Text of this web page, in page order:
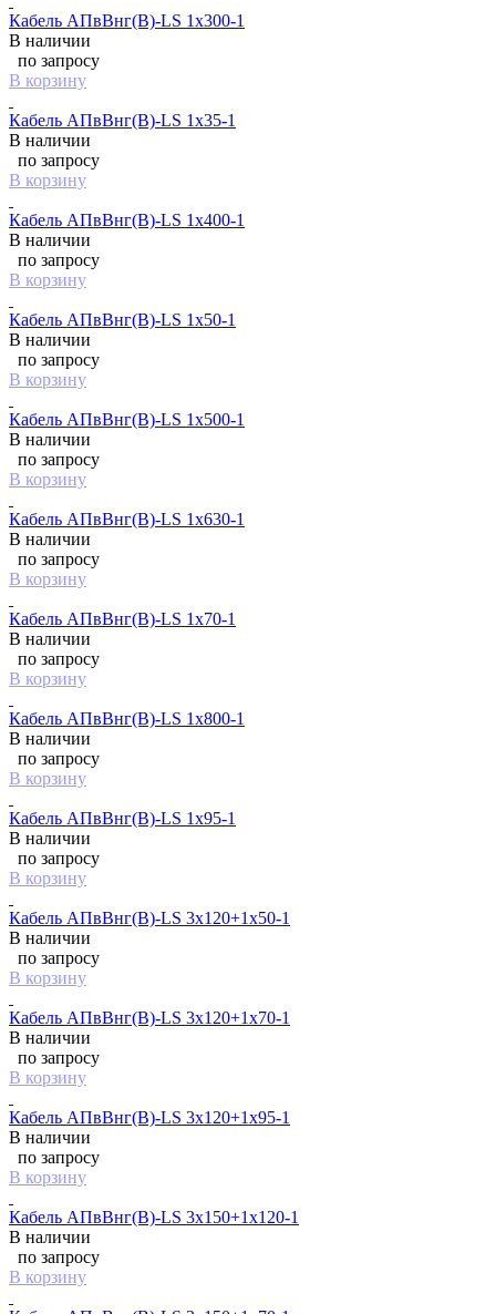
Кабель АПвВнг(B)-LS 1х300-1
В наличии
по запросу
В корзину
Кабель АПвВнг(B)-LS 1х35-1
В наличии
по запросу
В корзину
Кабель АПвВнг(B)-LS 1х400-1
В наличии
по запросу
В корзину
Кабель АПвВнг(B)-LS 1х50-1
В наличии
по запросу
В корзину
Кабель АПвВнг(B)-LS 1х500-1
В наличии
по запросу
В корзину
Кабель АПвВнг(B)-LS 1х630-1
В наличии
по запросу
В корзину
Кабель АПвВнг(B)-LS 1х70-1
В наличии
по запросу
В корзину
Кабель АПвВнг(B)-LS 1х800-1
В наличии
по запросу
В корзину
Кабель АПвВнг(B)-LS 1х95-1
В наличии
по запросу
В корзину
Кабель АПвВнг(B)-LS 3х120+1х50-1
В наличии
по запросу
В корзину
Кабель АПвВнг(B)-LS 3х120+1х70-1
В наличии
по запросу
В корзину
Кабель АПвВнг(B)-LS 3х120+1х95-1
В наличии
по запросу
В корзину
Кабель АПвВнг(B)-LS 3х150+1х120-1
В наличии
по запросу
В корзину